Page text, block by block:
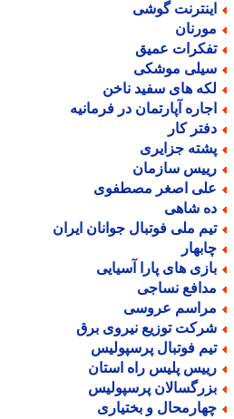
گوشی
عمیق
موشکی
های سفید ناخن
آپارتمان در فرمانیه
کار
جزایری
سازمان
اصغر مصطفوی
شاهی
ملی فوتبال جوانان ایران
های پارا آسیایی
نساجی
عروسی
توزیع نیروی برق
فوتبال پرسپولیس
پلیس راه استان
پرسپولیس
و بختیاری